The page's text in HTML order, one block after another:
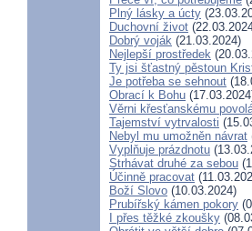
Plný lásky a úcty
Duchovní život
Dobrý voják (21.03.2024)
Nejlepší prostředek
Ty jsi šťastný pěstoun
Je potřeba se sehnout
Obrací k Bohu
Věrni křesťanskému
Tajemství vytrvalosti
Nebyl mu umožněn návrat
Vyplňuje prázdnotu
Strhávat druhé za sebou
Účinně pracovat
Boží Slovo (10.03.2024)
Prubířský kámen pokory
I přes těžké zkoušky